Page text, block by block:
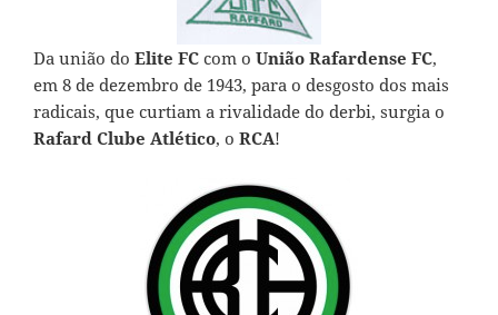
Da união do Elite FC com o União Rafardense FC,
em 8 de dezembro de 1943, para o desgosto dos mais
radicais, que curtiam a rivalidade do derbi, surgia o
Rafard Clube Atlético, o RCA!